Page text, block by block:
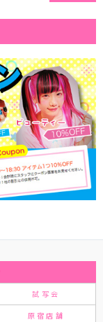
試写会
原宿店舗